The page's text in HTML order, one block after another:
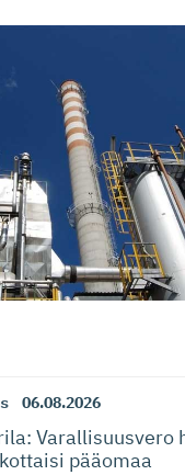
06.08.2026
Varallisuusvero
pääomaa